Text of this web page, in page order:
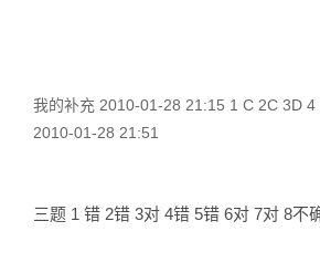
我的补充 2010-01-28 21:15 1 C 2C 3D 4
2010-01-28 21:51
三题 1 错 2错 3对 4错 5错 6对 7对 8不